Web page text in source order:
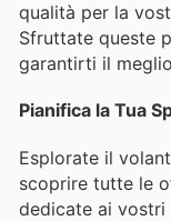
qualità per la
Sfruttate queste
garantirti il
Pianifica la Tua
Esplorate il
scoprire tutte le
dedicate ai